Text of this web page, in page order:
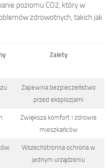
poziomu CO2, który w
zdrowotnych, takich jak
Zalety
Zapewnia bezpieczeństwo
przed eksplozjami
Zwiększa komfort i zdrowie
mieszkańców
Wszechstronna ochrona w
jednym urządzeniu